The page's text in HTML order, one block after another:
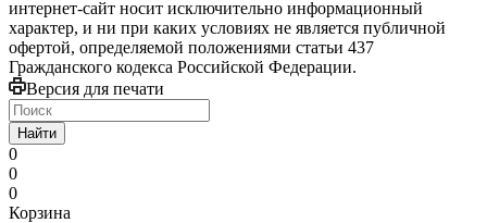
интернет-сайт носит исключительно информационный
характер, и ни при каких условиях не является публичной
офертой, определяемой положениями статьи 437
Гражданского кодекса Российской Федерации.
Версия для печати
Найти
0
0
0
Корзина